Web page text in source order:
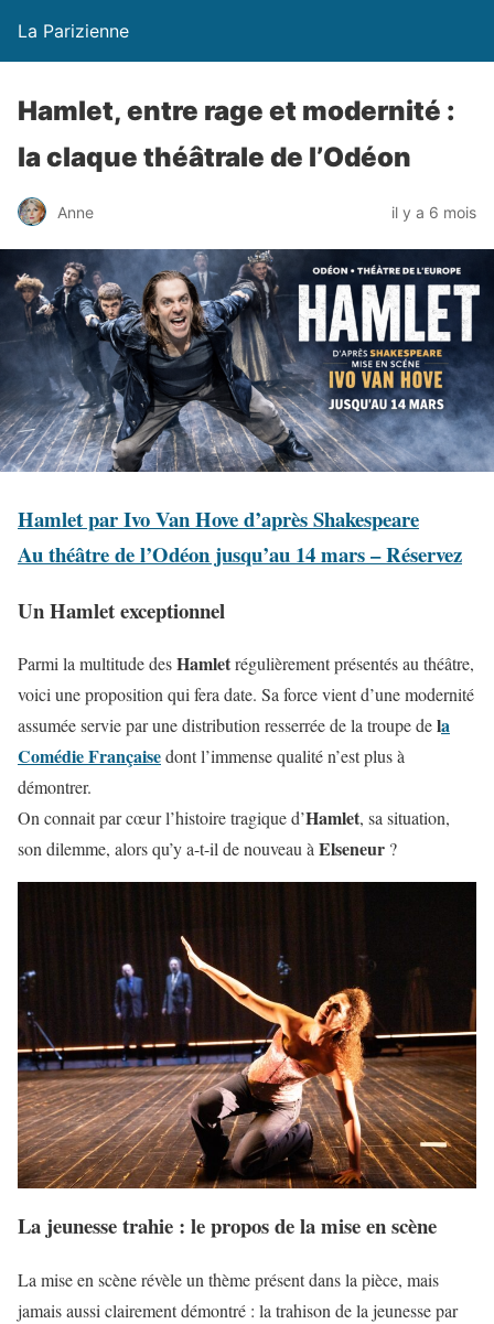
La Parizienne
Hamlet, entre rage et modernité :
la claque théâtrale de l’Odéon
Anne il y a 6 mois
Hamlet par Ivo Van Hove d’après Shakespeare
Au théâtre de l’Odéon jusqu’au 14 mars – Réservez
Un Hamlet exceptionnel
Parmi la multitude desHamletrégulièrement présentés au théâtre,
voici une proposition qui fera date. Sa force vient d’une modernité
assumée servie par une distribution resserrée de la troupe dela
Comédie Françaisedont l’immense qualité n’est plus à
démontrer.
On connait par cœur l’histoire tragique d’Hamlet, sa situation,
son dilemme, alors qu’y a-t-il de nouveau àElseneur ?
La jeunesse trahie : le propos de la mise en scène
La mise en scène révèle un thème présent dans la pièce, mais
jamais aussi clairement démontré : la trahison de la jeunesse par